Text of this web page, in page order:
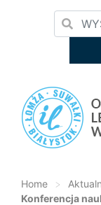
Home >
Konferencja